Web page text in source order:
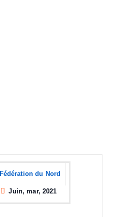
Fédération du Nord
Juin, mar, 2021